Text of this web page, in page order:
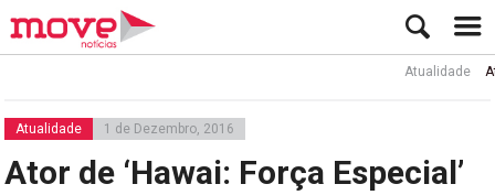
Atualidade Ator
Atualidade 1 de Dezembro, 2016
Ator de ‘Hawai: Força Especial’